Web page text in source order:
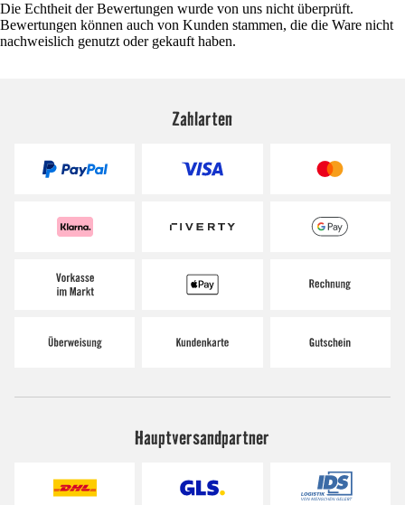
Die Echtheit der Bewertungen wurde von uns nicht überprüft.
Bewertungen können auch von Kunden stammen, die die Ware nicht
nachweislich genutzt oder gekauft haben.
Zahlarten
Hauptversandpartner